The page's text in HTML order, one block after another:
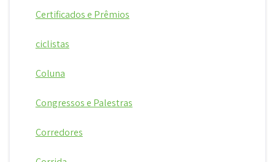
Certificados e Prêmios
ciclistas
Coluna
Congressos e Palestras
Corredores